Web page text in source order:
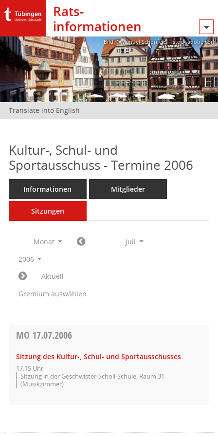
Rats­
informationen
Bild: @Manuel Schönfeld – stock.adobe.com
Translate into English
Kultur-, Schul- und
Sportausschuss - Termine 2006
Informationen Mitglieder
Sitzungen
Monat
Juli
2006
Aktuell
Gremium auswählen
MO 17.07.2006
Sitzung des Kultur-, Schul- und Sportausschusses
17:15 Uhr
Sitzung in der Geschwister-Scholl-Schule, Raum 31
(Musikzimmer)